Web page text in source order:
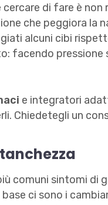
cercare di fare è
che peggiora la
alcuni cibi
facendo
e integratori
Chiedetegli un
comuni sintomi di
base ci sono i